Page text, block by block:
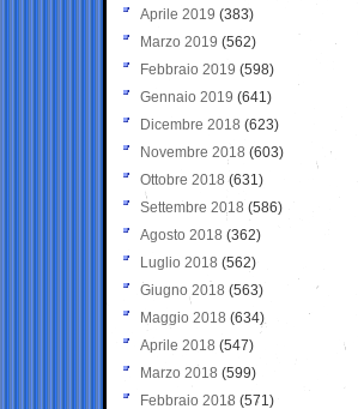
Aprile 2019 (383)
Marzo 2019 (562)
Febbraio 2019 (598)
Gennaio 2019 (641)
Dicembre 2018 (623)
Novembre 2018 (603)
Ottobre 2018 (631)
Settembre 2018 (586)
Agosto 2018 (362)
Luglio 2018 (562)
Giugno 2018 (563)
Maggio 2018 (634)
Aprile 2018 (547)
Marzo 2018 (599)
Febbraio 2018 (571)